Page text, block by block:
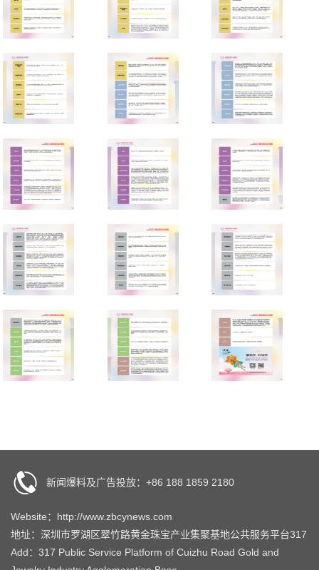
新闻爆料及广告投放：+86 188 1859 2180
Website：http://www.zbcynews.com
地址：深圳市罗湖区翠竹路黄金珠宝产业集聚基地公共服务平台317
Add：317 Public Service Platform of Cuizhu Road Gold and